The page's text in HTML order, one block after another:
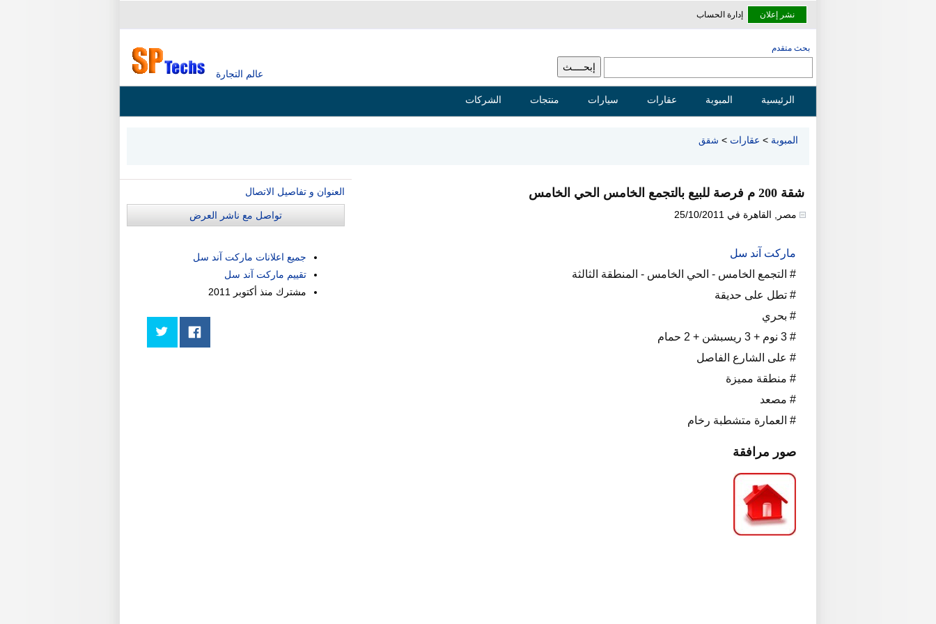
نشر إعلان إدارة الحساب
عالم التجارة
بحث متقدم
الرئيسية المبوبة عقارات سيارات منتجات الشركات
المبوبة > عقارات > شقق
شقة 200 م فرصة للبيع بالتجمع الخامس الحي الخامس
مصر القاهرة في 25/10/2011
ماركت آند سل
# التجمع الخامس - الحي الخامس - المنطقة الثالثة
# تطل على حديقة
# بحري
# 3 نوم + 3 ريسبشن + 2 حمام
# على الشارع الفاصل
# منطقة مميزة
# مصعد
# العمارة متشطبة رخام
صور مرافقة
العنوان و تفاصيل الاتصال
تواصل مع ناشر العرض
جميع اعلانات ماركت آند سل
تقييم ماركت آند سل
مشترك منذ أكتوبر 2011